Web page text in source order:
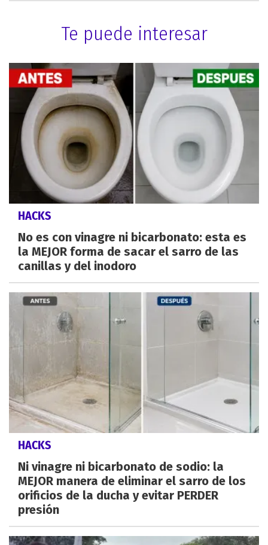
Te puede interesar
HACKS
No es con vinagre ni bicarbonato: esta es
la MEJOR forma de sacar el sarro de las
canillas y del inodoro
HACKS
Ni vinagre ni bicarbonato de sodio: la
MEJOR manera de eliminar el sarro de los
orificios de la ducha y evitar PERDER
presión